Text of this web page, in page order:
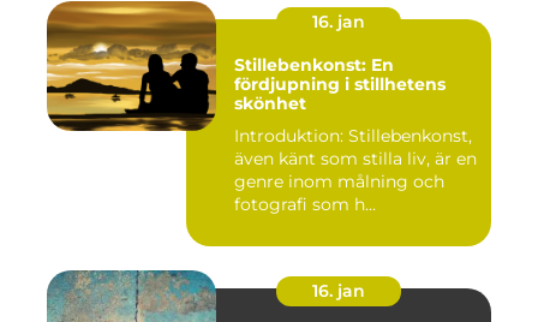
16. jan
Stillebenkonst: En
fördjupning i stillhetens
skönhet
Introduktion: Stillebenkonst,
även känt som stilla liv, är en
genre inom målning och
fotografi som h...
16. jan